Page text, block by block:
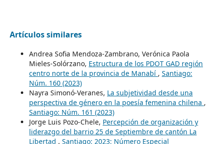
Artículos similares
Andrea Sofia Mendoza-Zambrano, Verónica Paola
Mieles-Solórzano, Estructura de los PDOT GAD región
centro norte de la provincia de Manabí , Santiago:
Núm. 160 (2023)
Nayra Simonó-Veranes, La subjetividad desde una
perspectiva de género en la poesía femenina chilena ,
Santiago: Núm. 161 (2023)
Jorge Luis Pozo-Chele, Percepción de organización y
liderazgo del barrio 25 de Septiembre de cantón La
Libertad , Santiago: 2023: Número Especial